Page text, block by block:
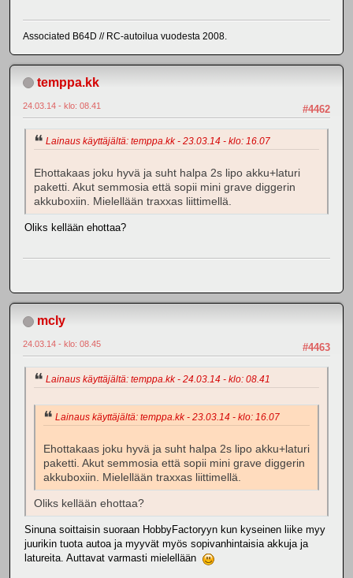
Associated B64D // RC-autoilua vuodesta 2008.
temppa.kk
#4462
24.03.14 - klo: 08.41
Lainaus käyttäjältä: temppa.kk - 23.03.14 - klo: 16.07
Ehottakaas joku hyvä ja suht halpa 2s lipo akku+laturi
paketti. Akut semmosia että sopii mini grave diggerin
akkuboxiin. Mielellään traxxas liittimellä.
Oliks kellään ehottaa?
mcly
#4463
24.03.14 - klo: 08.45
Lainaus käyttäjältä: temppa.kk - 24.03.14 - klo: 08.41
Lainaus käyttäjältä: temppa.kk - 23.03.14 - klo: 16.07
Ehottakaas joku hyvä ja suht halpa 2s lipo akku+laturi
paketti. Akut semmosia että sopii mini grave diggerin
akkuboxiin. Mielellään traxxas liittimellä.
Oliks kellään ehottaa?
Sinuna soittaisin suoraan HobbyFactoryyn kun kyseinen liike myy
juurikin tuota autoa ja myyvät myös sopivanhintaisia akkuja ja
latureita. Auttavat varmasti mielellään